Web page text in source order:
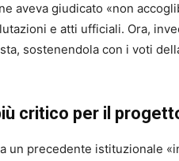
aveva giudicato «non
e atti ufficiali. Ora,
sostenendola con i voti
critico per il
un precedente istituzionale